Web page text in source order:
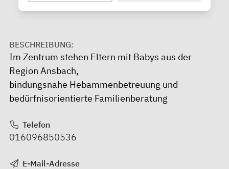
BESCHREIBUNG:
Im Zentrum stehen Eltern mit Babys aus der
Region Ansbach,
bindungsnahe Hebammenbetreuung und
bedürfnisorientierte Familienberatung
Telefon
016096850536
E-Mail-Adresse